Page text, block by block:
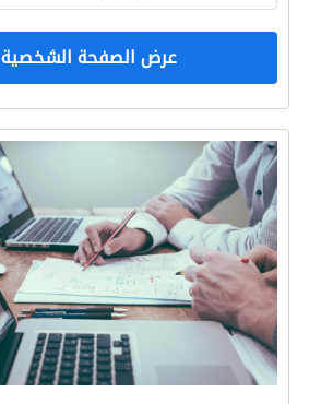
عرض الصفحة الشخصية